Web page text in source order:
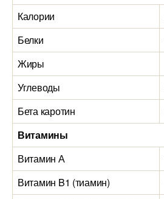
Калории
Белки
Жиры
Углеводы
Бета каротин
Витамины
Витамин А
Витамин B1 (тиамин)